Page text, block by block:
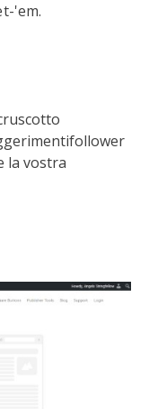
'em.
la vostra